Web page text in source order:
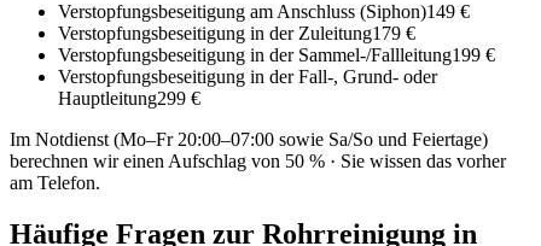
Verstopfungsbeseitigung am Anschluss (Siphon)149 €
Verstopfungsbeseitigung in der Zuleitung179 €
Verstopfungsbeseitigung in der Sammel-/Fallleitung199 €
Verstopfungsbeseitigung in der Fall-, Grund- oder
Hauptleitung299 €
Im Notdienst (Mo–Fr 20:00–07:00 sowie Sa/So und Feiertage)
berechnen wir einen Aufschlag von 50 % · Sie wissen das vorher
am Telefon.
Häufige Fragen zur Rohrreinigung in